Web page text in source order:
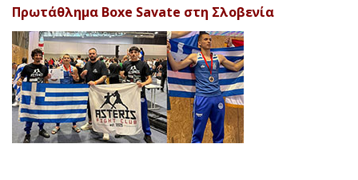
Πρωτάθλημα Boxe Savate στη Σλοβενία